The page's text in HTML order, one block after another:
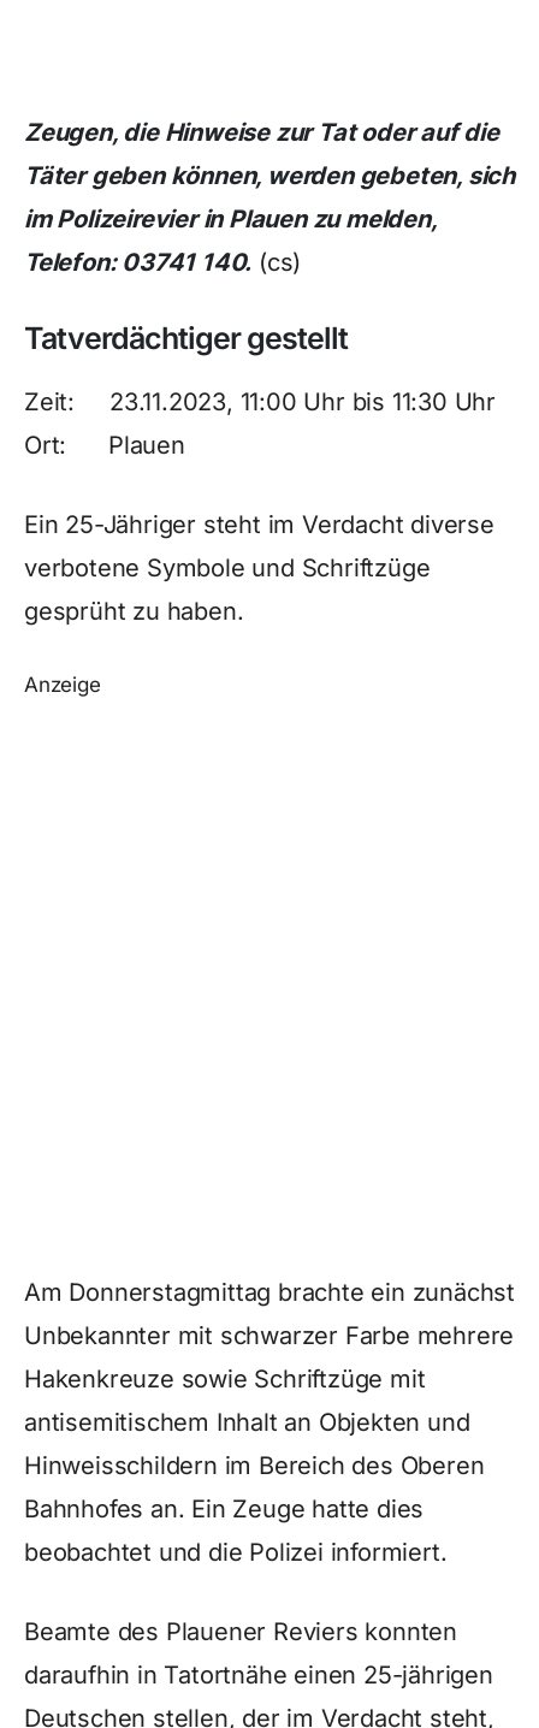
Zeugen, die Hinweise zur Tat oder auf die
Täter geben können, werden gebeten, sich
im Polizeirevier in Plauen zu melden,
Telefon: 03741 140. (cs)
Tatverdächtiger gestellt
Zeit: 23.11.2023, 11:00 Uhr bis 11:30 Uhr
Ort: Plauen
Ein 25-Jähriger steht im Verdacht diverse
verbotene Symbole und Schriftzüge
gesprüht zu haben.
Anzeige
Am Donnerstagmittag brachte ein zunächst
Unbekannter mit schwarzer Farbe mehrere
Hakenkreuze sowie Schriftzüge mit
antisemitischem Inhalt an Objekten und
Hinweisschildern im Bereich des Oberen
Bahnhofes an. Ein Zeuge hatte dies
beobachtet und die Polizei informiert.
Beamte des Plauener Reviers konnten
daraufhin in Tatortnähe einen 25-jährigen
Deutschen stellen, der im Verdacht steht,